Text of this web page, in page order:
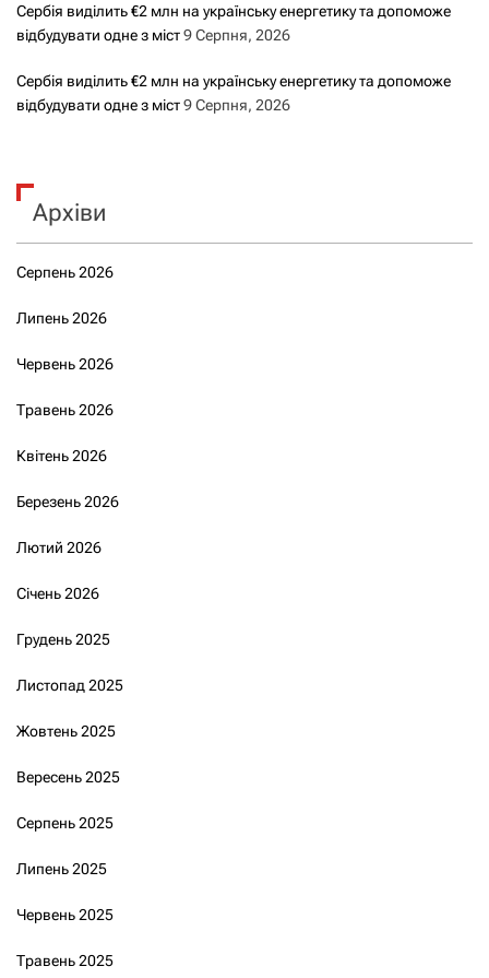
Сербія виділить €2 млн на українську енергетику та допоможе
відбудувати одне з міст9 Серпня, 2026
Сербія виділить €2 млн на українську енергетику та допоможе
відбудувати одне з міст9 Серпня, 2026
Архіви
Серпень 2026
Липень 2026
Червень 2026
Травень 2026
Квітень 2026
Березень 2026
Лютий 2026
Січень 2026
Грудень 2025
Листопад 2025
Жовтень 2025
Вересень 2025
Серпень 2025
Липень 2025
Червень 2025
Травень 2025